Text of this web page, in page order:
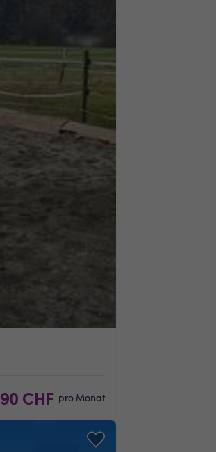
90 CHF pro Monat